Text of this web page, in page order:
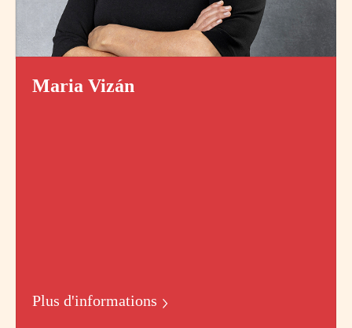
Maria Vizán
Plus d'informations